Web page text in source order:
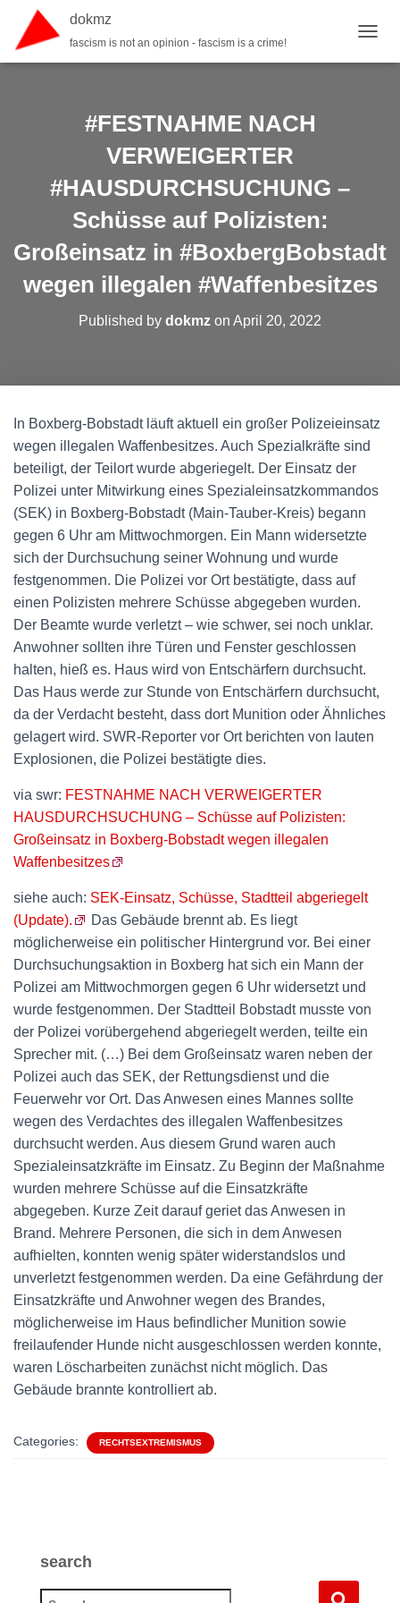
dokmz
fascism is not an opinion - fascism is a crime!
#FESTNAHME NACH
VERWEIGERTER
#HAUSDURCHSUCHUNG –
Schüsse auf Polizisten:
Großeinsatz in #BoxbergBobstadt
wegen illegalen #Waffenbesitzes
Published by dokmz on April 20, 2022
In Boxberg-Bobstadt läuft aktuell ein großer Polizeieinsatz
wegen illegalen Waffenbesitzes. Auch Spezialkräfte sind
beteiligt, der Teilort wurde abgeriegelt. Der Einsatz der
Polizei unter Mitwirkung eines Spezialeinsatzkommandos
(SEK) in Boxberg-Bobstadt (Main-Tauber-Kreis) begann
gegen 6 Uhr am Mittwochmorgen. Ein Mann widersetzte
sich der Durchsuchung seiner Wohnung und wurde
festgenommen. Die Polizei vor Ort bestätigte, dass auf
einen Polizisten mehrere Schüsse abgegeben wurden.
Der Beamte wurde verletzt – wie schwer, sei noch unklar.
Anwohner sollten ihre Türen und Fenster geschlossen
halten, hieß es. Haus wird von Entschärfern durchsucht.
Das Haus werde zur Stunde von Entschärfern durchsucht,
da der Verdacht besteht, dass dort Munition oder Ähnliches
gelagert wird. SWR-Reporter vor Ort berichten von lauten
Explosionen, die Polizei bestätigte dies.
via swr: FESTNAHME NACH VERWEIGERTER
HAUSDURCHSUCHUNG – Schüsse auf Polizisten:
Großeinsatz in Boxberg-Bobstadt wegen illegalen
Waffenbesitzes
siehe auch: SEK-Einsatz, Schüsse, Stadtteil abgeriegelt
(Update).
Das Gebäude brennt ab. Es liegt
möglicherweise ein politischer Hintergrund vor. Bei einer
Durchsuchungsaktion in Boxberg hat sich ein Mann der
Polizei am Mittwochmorgen gegen 6 Uhr widersetzt und
wurde festgenommen. Der Stadtteil Bobstadt musste von
der Polizei vorübergehend abgeriegelt werden, teilte ein
Sprecher mit. (…) Bei dem Großeinsatz waren neben der
Polizei auch das SEK, der Rettungsdienst und die
Feuerwehr vor Ort. Das Anwesen eines Mannes sollte
wegen des Verdachtes des illegalen Waffenbesitzes
durchsucht werden. Aus diesem Grund waren auch
Spezialeinsatzkräfte im Einsatz. Zu Beginn der Maßnahme
wurden mehrere Schüsse auf die Einsatzkräfte
abgegeben. Kurze Zeit darauf geriet das Anwesen in
Brand. Mehrere Personen, die sich in dem Anwesen
aufhielten, konnten wenig später widerstandslos und
unverletzt festgenommen werden. Da eine Gefährdung der
Einsatzkräfte und Anwohner wegen des Brandes,
möglicherweise im Haus befindlicher Munition sowie
freilaufender Hunde nicht ausgeschlossen werden konnte,
waren Löscharbeiten zunächst nicht möglich. Das
Gebäude brannte kontrolliert ab.
Categories: RECHTSEXTREMISMUS
search